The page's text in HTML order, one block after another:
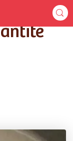
express